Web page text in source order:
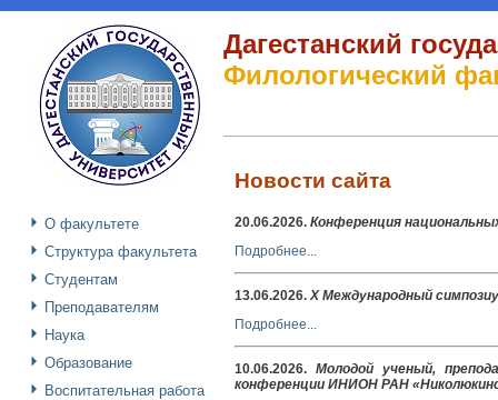
О факультете
Структура факультета
Студентам
Преподавателям
Наука
Образование
Воспитательная работа
Дагестанский
Филологический
Новости сайта
20.06.2026. Конференция
Подробнее...
13.06.2026.X Международный
Подробнее...
10.06.2026. Молодой ученый,
конференции ИНИОН РАН